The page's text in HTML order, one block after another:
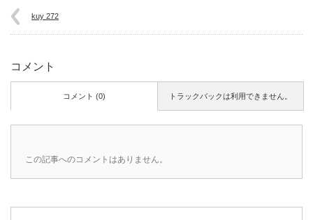
kuy 272
コメント
トラックバックは利用できません。
コメント (0)
この記事へのコメントはありません。